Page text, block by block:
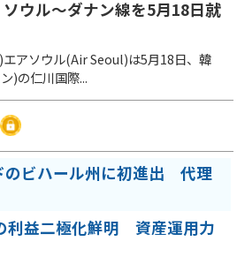
ウル～ダナン線を5月18日就
アソウル(Air Seoul)は5月18日、韓
)の仁川国際...
のビハール州に初進出 代理
利益二極化鮮明 資産運用力